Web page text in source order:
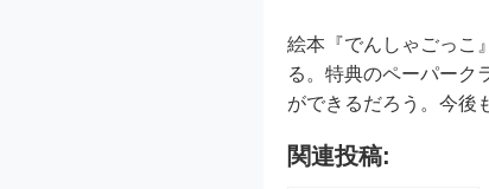
絵本『でんしゃごっこ
る。特典のペーパーク
ができるだろう。今後
関連投稿: